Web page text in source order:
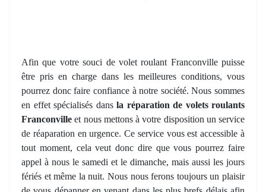
Afin que votre souci de volet roulant Franconville puisse
être pris en charge dans les meilleures conditions, vous
pourrez donc faire confiance à notre société. Nous sommes
en effet spécialisés dans la réparation de volets roulants
Franconville et nous mettons à votre disposition un service
de réaparation en urgence. Ce service vous est accessible à
tout moment, cela veut donc dire que vous pourrez faire
appel à nous le samedi et le dimanche, mais aussi les jours
fériés et même la nuit. Nous nous ferons toujours un plaisir